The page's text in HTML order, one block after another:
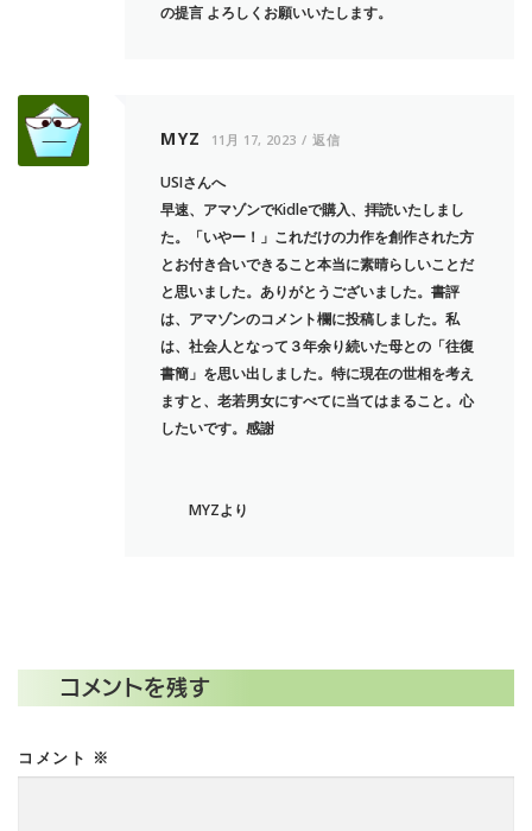
の提言 よろしくお願いいたします。
MYZ 11月 17, 2023 返信
USIさんへ
早速、アマゾンでKidleで購入、拝読いたしまし
た。「いやー！」これだけの力作を創作された方
とお付き合いできること本当に素晴らしいことだ
と思いました。ありがとうございました。書評
は、アマゾンのコメント欄に投稿しました。私
は、社会人となって３年余り続いた母との「往復
書簡」を思い出しました。特に現在の世相を考え
ますと、老若男女にすべてに当てはまること。心
したいです。感謝
MYZより
コメントを残す
コメント ※